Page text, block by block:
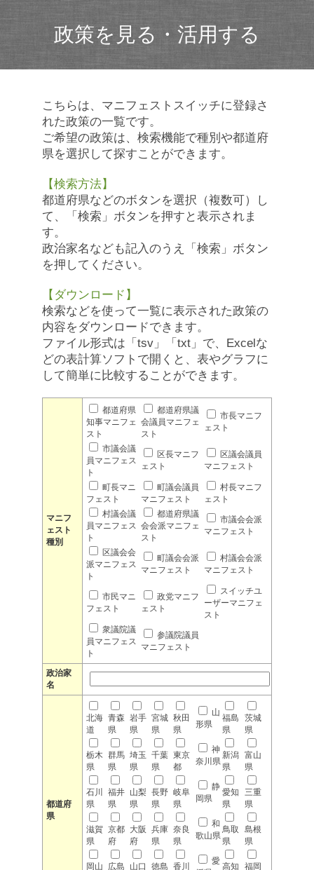
政策を見る・活用する
こちらは、マニフェストスイッチに登録さ
れた政策の一覧です。
ご希望の政策は、検索機能で種別や都道府
県を選択して探すことができます。
【検索方法】
都道府県などのボタンを選択（複数可）し
て、「検索」ボタンを押すと表示されま
す。
政治家名なども記入のうえ「検索」ボタン
を押してください。
【ダウンロード】
検索などを使って一覧に表示された政策の
内容をダウンロードできます。
ファイル形式は「tsv」「txt」で、Excelな
どの表計算ソフトで開くと、表やグラフに
して簡単に比較することができます。
マニフ
ェスト
種別
都道府県
知事マニフェ
スト
都道府県議
会議員マニフェ
スト
市長マニフ
ェスト
市議会議
員マニフェス
ト
区長マニフ
ェスト
区議会議員
マニフェスト
町長マニ
フェスト
町議会議員
マニフェスト
村長マニフ
ェスト
村議会議
員マニフェス
ト
都道府県議
会会派マニフェ
スト
市議会会派
マニフェスト
区議会会
派マニフェス
ト
町議会会派
マニフェスト
村議会会派
マニフェスト
市民マニ
フェスト
政党マニフ
ェスト
スイッチユ
ーザーマニフェ
スト
衆議院議
員マニフェス
ト
参議院議員
マニフェスト
政治家
名
都道府
県
北海
道
青森
県
岩手
県
宮城
県
秋田
県
山
形県
福島
県
茨城
県
栃木
県
群馬
県
埼玉
県
千葉
県
東京
都
神
奈川県
新潟
県
富山
県
石川
県
福井
県
山梨
県
長野
県
岐阜
県
静
岡県
愛知
県
三重
県
滋賀
県
京都
府
大阪
府
兵庫
県
奈良
県
和
歌山県
鳥取
県
島根
県
岡山
広島
山口
徳島 香川
愛
高知
福岡